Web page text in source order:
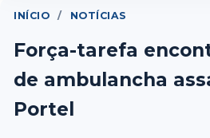
INÍCIO / NOTÍCIAS
Força-tarefa
de ambulancha
Portel